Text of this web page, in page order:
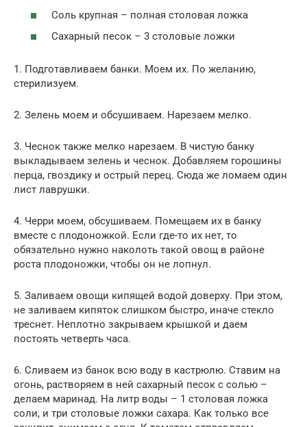
Соль крупная – полная столовая ложка
Сахарный песок – 3 столовые ложки
1. Подготавливаем банки. Моем их. По желанию,
стерилизуем.
2. Зелень моем и обсушиваем. Нарезаем мелко.
3. Чеснок также мелко нарезаем. В чистую банку
выкладываем зелень и чеснок. Добавляем горошины
перца, гвоздику и острый перец. Сюда же ломаем один
лист лаврушки.
4. Черри моем, обсушиваем. Помещаем их в банку
вместе с плодоножкой. Если где-то их нет, то
обязательно нужно наколоть такой овощ в районе
роста плодоножки, чтобы он не лопнул.
5. Заливаем овощи кипящей водой доверху. При этом,
не заливаем кипяток слишком быстро, иначе стекло
треснет. Неплотно закрываем крышкой и даем
постоять четверть часа.
6. Сливаем из банок всю воду в кастрюлю. Ставим на
огонь, растворяем в ней сахарный песок с солью –
делаем маринад. На литр воды – 1 столовая ложка
соли, и три столовые ложки сахара. Как только все